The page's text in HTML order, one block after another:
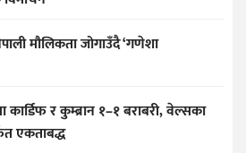
मौलिकता जोगाउँदै ‘गणेशा
कार्डिफ र कुम्ब्रान १–१ बराबरी, वेल्सका
एकताबद्ध